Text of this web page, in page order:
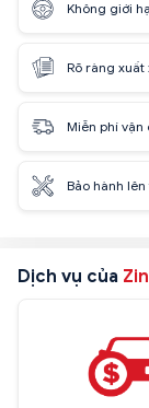
Không giới
Rõ ràng
Miễn phí vận
Bảo hành
Dịch vụ của